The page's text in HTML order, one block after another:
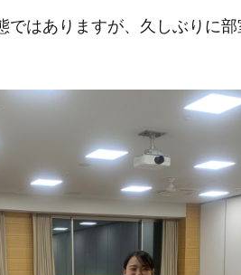
ではありますが、久しぶりに